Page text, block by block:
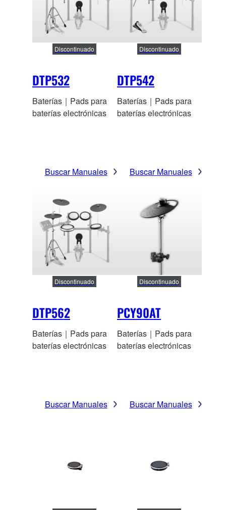
DTP532
Discontinuado
Baterías｜Pads para
baterías electrónicas
Buscar Manuales
DTP542
Discontinuado
Baterías｜Pads para
baterías electrónicas
Buscar Manuales
DTP562
Discontinuado
Baterías｜Pads para
baterías electrónicas
Buscar Manuales
PCY90AT
Discontinuado
Baterías｜Pads para
baterías electrónicas
Buscar Manuales